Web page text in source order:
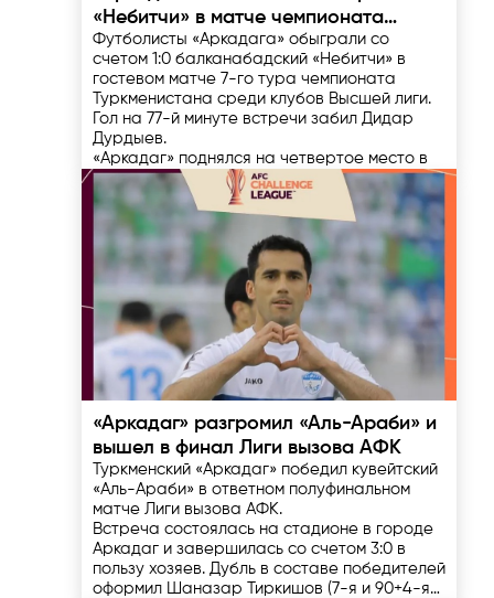
«Небитчи» в матче чемпионата
Туркменистана по футболу
Футболисты «Аркадага» обыграли со
счетом 1:0 балканабадский «Небитчи» в
гостевом матче 7-го тура чемпионата
Туркменистана среди клубов Высшей лиги.
Гол на 77-й минуте встречи забил Дидар
Дурдыев.
«Аркадаг» поднялся на четвертое место в
турнирной таблице чемпионата
Туркменистана, набрав 9 очков в трех
матчах. «Небитчи» с 8 очками в семи матчах
располагается на пятой строчке.
21.04.2025
«Аркадаг» разгромил «Аль-Араби» и
вышел в финал Лиги вызова АФК
Туркменский «Аркадаг» победил кувейтский
«Аль-Араби» в ответном полуфинальном
матче Лиги вызова АФК.
Встреча состоялась на стадионе в городе
Аркадаг и завершилась со счетом 3:0 в
пользу хозяев. Дубль в составе победителей
оформил Шаназар Тиркишов (7-я и 90+4-я